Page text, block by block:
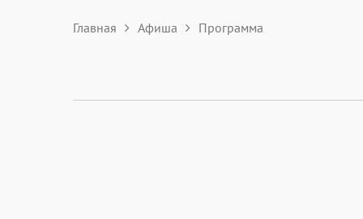
Главная Афиша Программа